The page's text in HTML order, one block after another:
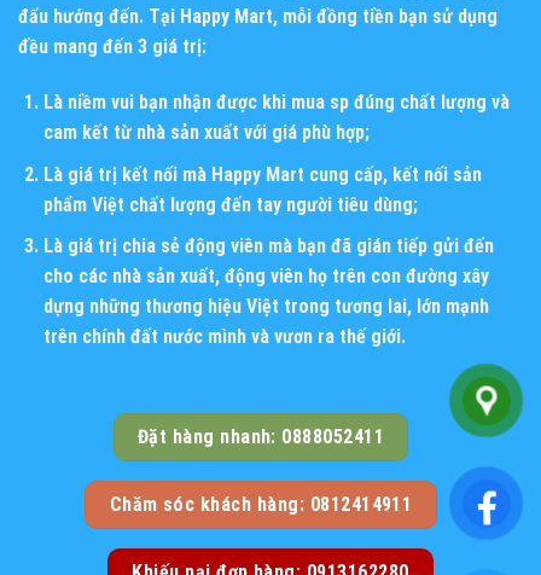
đấu hướng đến. Tại Happy Mart, mỗi đồng tiền bạn sử dụng
đều mang đến 3 giá trị:
Là niềm vui bạn nhận được khi mua sp đúng chất lượng và
cam kết từ nhà sản xuất với giá phù hợp;
Là giá trị kết nối mà Happy Mart cung cấp, kết nối sản
phẩm Việt chất lượng đến tay người tiêu dùng;
Là giá trị chia sẻ động viên mà bạn đã gián tiếp gửi đến
cho các nhà sản xuất, động viên họ trên con đường xây
dựng những thương hiệu Việt trong tương lai, lớn mạnh
trên chính đất nước mình và vươn ra thế giới.
Đặt hàng nhanh: 0888052411
Chăm sóc khách hàng: 0812414911